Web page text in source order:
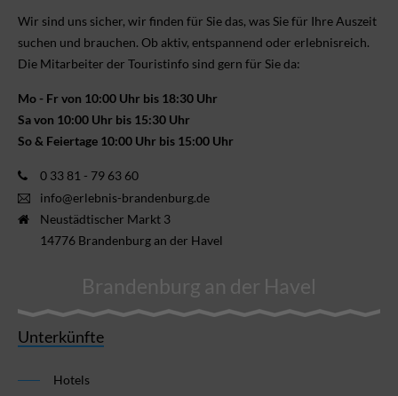
Wir sind uns sicher, wir finden für Sie das, was Sie für Ihre Aus­zeit
suchen und brauchen. Ob aktiv, ent­spannend oder erlebnis­reich.
Die Mitarbeiter der Touristinfo sind gern für Sie da:
Mo - Fr von 10:00 Uhr bis 18:30 Uhr
Sa von 10:00 Uhr bis 15:30 Uhr
So & Feiertage 10:00 Uhr bis 15:00 Uhr
0 33 81 - 79 63 60
info@erlebnis-brandenburg.de
Neustädtischer Markt 3
14776 Brandenburg an der Havel
Brandenburg an der Havel
Unterkünfte
Hotels